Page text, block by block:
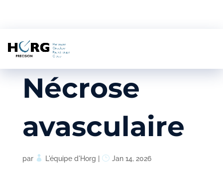
Nécrose
avasculaire
par L'équipe d'Horg Jan 14, 2026